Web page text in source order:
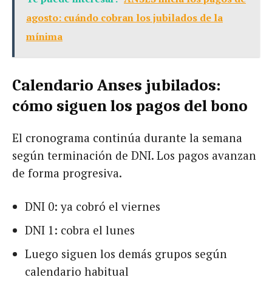
agosto: cuándo cobran los jubilados de la
mínima
Calendario Anses jubilados:
cómo siguen los pagos del bono
El cronograma continúa durante la semana
según terminación de DNI. Los pagos avanzan
de forma progresiva.
DNI 0: ya cobró el viernes
DNI 1: cobra el lunes
Luego siguen los demás grupos según
calendario habitual